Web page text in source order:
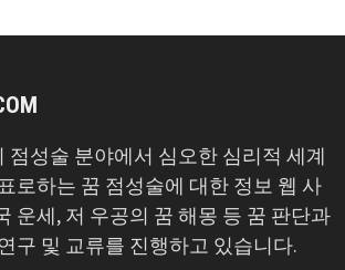
점성술 분야에서 심오한 심리적 세계
로하는 꿈 점성술에 대한 정보 웹 사
운세, 저 우공의 꿈 해몽 등 꿈 판단과
구 및 교류를 진행하고 있습니다.